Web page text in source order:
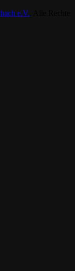
e.V.